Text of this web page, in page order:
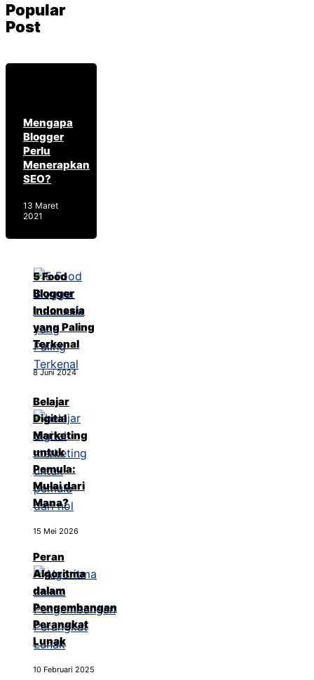
Popular
Post
Mengapa
Blogger
Perlu
Menerapkan
SEO?
13 Maret
2021
5 Food
Blogger
Indonesia
yang Paling
Terkenal
8 Juni 2024
Belajar
Digital
Marketing
untuk
Pemula:
Mulai dari
Mana?
15 Mei 2026
Peran
Algoritma
dalam
Pengembangan
Perangkat
Lunak
10 Februari 2025